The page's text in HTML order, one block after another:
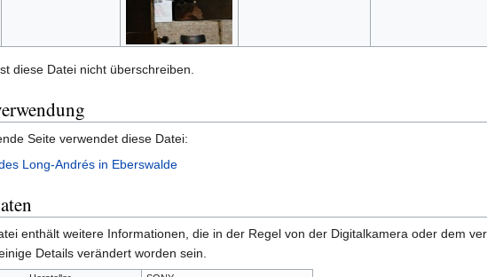
diese Datei nicht überschreiben.
Seite verwendet diese Datei:
Long-Andrés in Eberswalde
enthält weitere Informationen, die in der Regel von der Digitalkamera oder dem
Details verändert worden sein.